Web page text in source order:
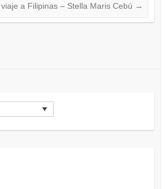
a Filipinas – Stella Maris Cebú →